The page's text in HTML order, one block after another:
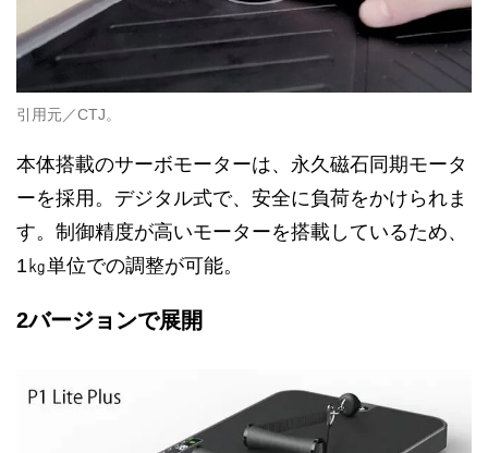
引用元／CTJ。
本体搭載のサーボモーターは、永久磁石同期モータ
ーを採用。デジタル式で、安全に負荷をかけられま
す。制御精度が高いモーターを搭載しているため、
1㎏単位での調整が可能。
2バージョンで展開